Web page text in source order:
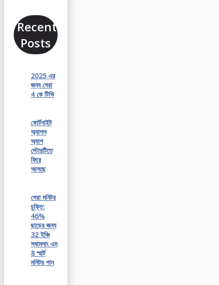
Recent
Posts
2025 এর
জন্য সেরা
4 কে টিভি
ফোর্টনাইট
অ্যাপল
অ্যাপ
স্টোরটিতে
ফিরে
আসছে
সেরা মনিটর
চুক্তি:
46%
ছাড়ের জন্য
32 ইঞ্চি
স্যামসাং এম
8 স্মার্ট
মনিটর পান